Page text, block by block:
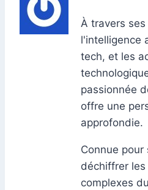
À travers
l'intelligence
tech, et les
passionnée
offre une
approfondie.
Connue pour
déchiffrer
complexes